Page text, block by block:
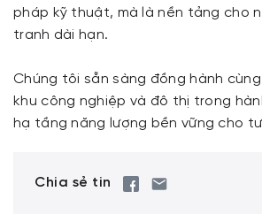
pháp kỹ thuật, mà là nền tảng cho
tranh dài hạn.
Chúng tôi sẵn sàng đồng hành
khu công nghiệp và đô thị trong
hạ tầng năng lượng bền vững cho
Chia sẻ tin